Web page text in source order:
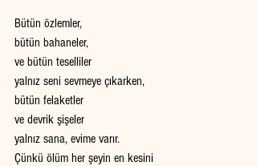
Bütün özlemler,
bütün bahaneler,
ve bütün teselliler
yalnız seni sevmeye çıkarken,
bütün felaketler
ve devrik şişeler
yalnız sana, evime varır.
Çünkü ölüm her şeyin en kesini